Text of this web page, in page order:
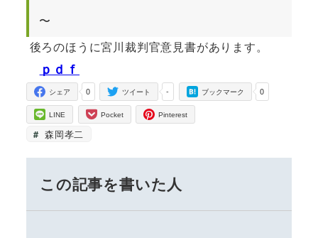
〜
後ろのほうに宮川裁判官意見書があります。
ｐｄｆ
0
シェア -
ツイート 0
ブックマーク
LINE Pocket Pinterest
森岡孝二
この記事を書いた人